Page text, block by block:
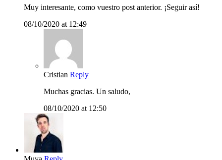
Muy interesante, como vuestro post anterior. ¡Seguir así!
08/10/2020 at 12:49
Cristian Reply
Muchas gracias. Un saludo,
08/10/2020 at 12:50